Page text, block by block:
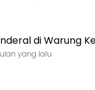
di Warung
yang lalu